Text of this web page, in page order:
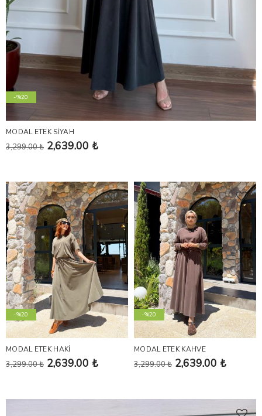
-%20
MODAL ETEK SİYAH
3,299.00 ₺ 2,639.00 ₺
-%20
MODAL ETEK HAKİ
3,299.00 ₺ 2,639.00 ₺
-%20
MODAL ETEK KAHVE
3,299.00 ₺ 2,639.00 ₺